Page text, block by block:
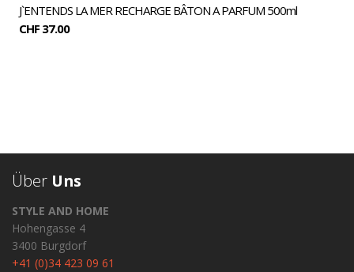
J`ENTENDS LA MER RECHARGE BÂTON A PARFUM 500ml
CHF 37.00
Über Uns
STYLE AND HOME
Hohengasse 4
3400 Burgdorf
+41 (0)34 423 09 61